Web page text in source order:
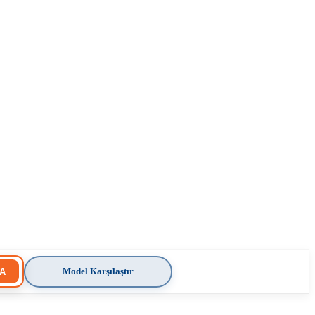
Model Karşılaştır